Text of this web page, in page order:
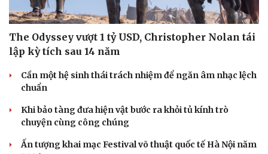
The Odyssey vượt 1 tỷ USD, Christopher Nolan tái
lập kỳ tích sau 14 năm
Cần một hệ sinh thái trách nhiệm để ngăn âm nhạc lệch
chuẩn
Khi bảo tàng đưa hiện vật bước ra khỏi tủ kính trò
chuyện cùng công chúng
Ấn tượng khai mạc Festival võ thuật quốc tế Hà Nội năm